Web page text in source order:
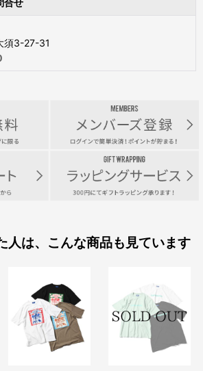
須3-27-31
人は、こんな商品も見ています